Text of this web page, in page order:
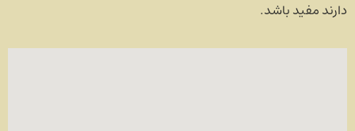
دارند مفید باشد.